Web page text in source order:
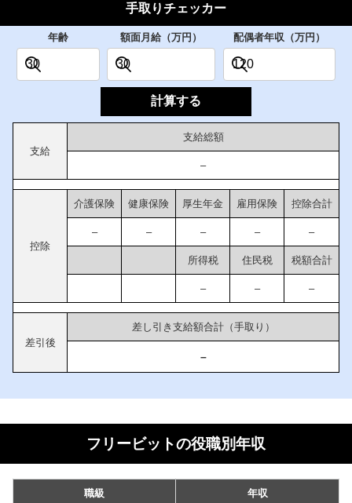
手取りチェッカー
年齢 額面月給（万円） 配偶者年収（万円）
計算する
支給
支給総額
–
控除
介護保険 健康保険 厚生年金 雇用保険 控除合計
– – – – –
所得税 住民税 税額合計
– – –
差引後
差し引き支給額合計（手取り）
–
フリービットの役職別年収
職級 年収